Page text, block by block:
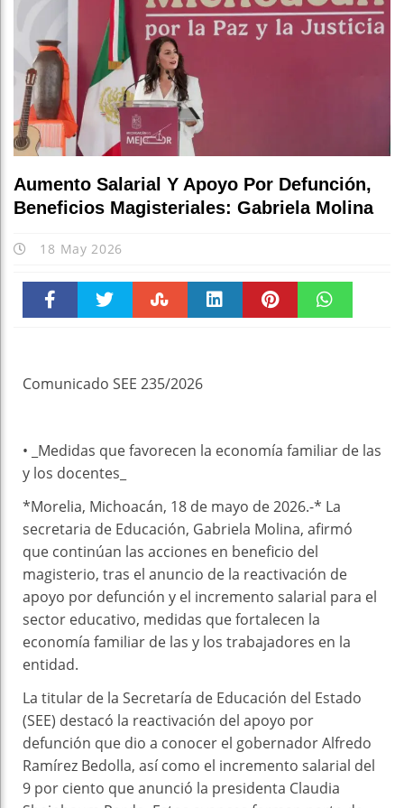
Aumento Salarial Y Apoyo Por Defunción,
Beneficios Magisteriales: Gabriela Molina
18 May 2026
Comunicado SEE 235/2026
• _Medidas que favorecen la economía familiar de las
y los docentes_
*Morelia, Michoacán, 18 de mayo de 2026.-* La
secretaria de Educación, Gabriela Molina, afirmó
que continúan las acciones en beneficio del
magisterio, tras el anuncio de la reactivación de
apoyo por defunción y el incremento salarial para el
sector educativo, medidas que fortalecen la
economía familiar de las y los trabajadores en la
entidad.
La titular de la Secretaría de Educación del Estado
(SEE) destacó la reactivación del apoyo por
defunción que dio a conocer el gobernador Alfredo
Ramírez Bedolla, así como el incremento salarial del
9 por ciento que anunció la presidenta Claudia